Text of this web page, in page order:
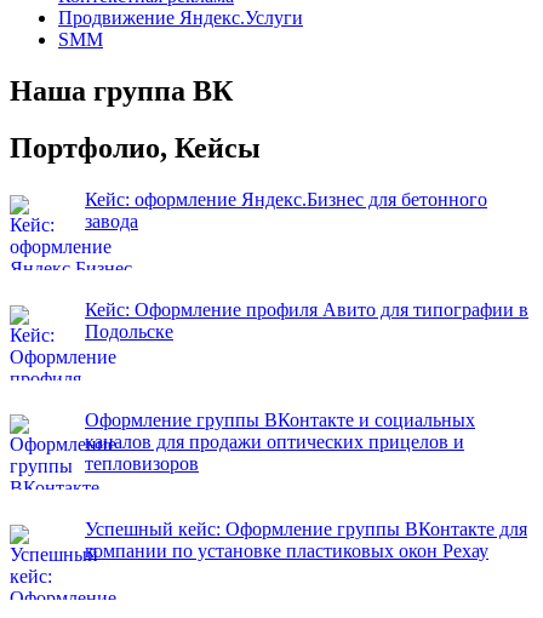
Продвижение Яндекс.Услуги
SMM
Наша группа ВК
Портфолио, Кейсы
Кейс: оформление Яндекс.Бизнес для бетонного
завода
Кейс: Оформление профиля Авито для типографии в
Подольске
Оформление группы ВКонтакте и социальных
каналов для продажи оптических прицелов и
тепловизоров
Успешный кейс: Оформление группы ВКонтакте для
компании по установке пластиковых окон Рехау